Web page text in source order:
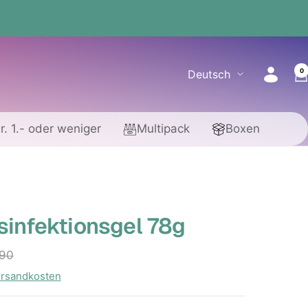
Sprache
Deutsch 0
1.- oder weniger Multipack Boxen
78g